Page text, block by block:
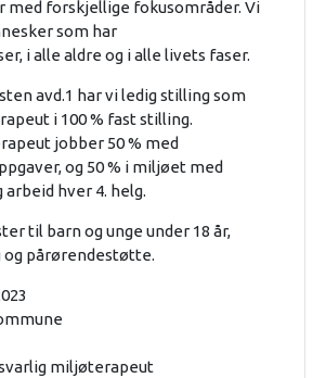
med forskjellige fokusområder. Vi
som har
i alle aldre og i alle livets faser.
avd.1 har vi ledig stilling som
i 100 % fast stilling.
jobber 50 % med
og 50 % i miljøet med
arbeid hver 4. helg.
til barn og unge under 18 år,
og pårørendestøtte.
miljøterapeut